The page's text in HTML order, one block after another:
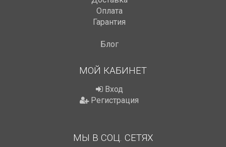
Оплата
Гарантия
Блог
МОЙ КАБИНЕТ
Вход
Регистрация
МЫ В СОЦ. СЕТЯХ